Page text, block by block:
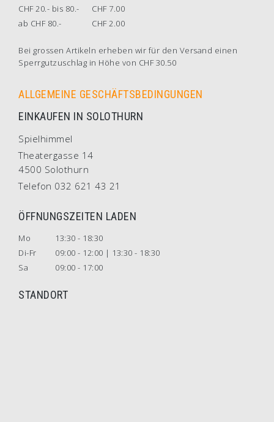
CHF 20.- bis 80.-
CHF 7.00
ab CHF 80.-
CHF 2.00
Bei grossen Artikeln erheben wir für den Versand einen
Sperrgutzuschlag in Höhe von CHF 30.50
ALLGEMEINE GESCHÄFTSBEDINGUNGEN
EINKAUFEN IN SOLOTHURN
Spielhimmel
Theatergasse 14
4500 Solothurn
Telefon 032 621 43 21
ÖFFNUNGSZEITEN LADEN
Mo
13:30 - 18:30
Di-Fr
09:00 - 12:00 | 13:30 - 18:30
Sa
09:00 - 17:00
STANDORT